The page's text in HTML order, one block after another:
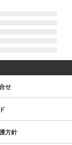
せ
方針